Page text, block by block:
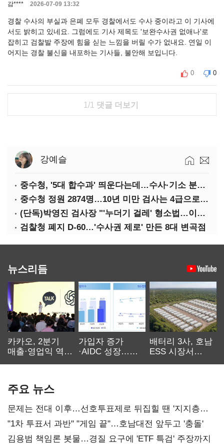
감**** 2026-07-09 13:32
경찰 수사의 부실과 은폐 모두 경찰에서도 수사 중이라고 이 기사에
서도 밝히고 있네요. 그럼에도 기사 제목도 '보완수사권 없애나'로
잡히고 검찰발 주장에 힘을 싣는 느낌을 버릴 수가 없내요. 연일 이
어지는 경찰 불신을 내포하는 기사들, 불안해 보입니다.
0 0
1/1 댓글 더보기
강예슬
중수청, '5대 합수과' 띄운다는데…수사·기소 분리로 협력방안 '부재'
중수청 정원 2874명…10년 미만 검사는 4급으로 임용
(단독)박영진 검사장 "'누더기 걸레' 형소법…이재명 대통령 책임져야"
검찰청 폐지 D-60…'수사권 제로' 만든 8대 변곡점
뉴스리듬
카카오, 2분기
매출·영업익 역대
가입자 증가
·AIDC 성장…
배터리 3사, 호남
ESS 시장서
주요 뉴스
문제는 전대 이후…선호투표제로 뒤집힐 땐 '지지층
불복'
"1차 투표서 과반" "게임 끝"…호남대전 앞두고 '충돌'
김용범 책임론 봇물…경질 요구에 'ETF 특검' 주장까지